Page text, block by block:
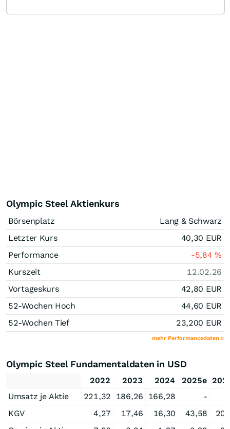
Olympic Steel Aktienkurs
Börsenplatz
Lang & Schwarz
Letzter Kurs
40,30 EUR
Performance
-5,84%
Kurszeit
12.02.26
Vortageskurs
42,80 EUR
52-Wochen Hoch
44,60 EUR
52-Wochen Tief
23,200 EUR
mehr Performancedaten »
Olympic Steel Fundamentaldaten in USD
2022 2023 2024 2025e
Umsatz je Aktie
221,32 186,26 166,28
-
KGV
4,27 17,46 16,30 43,58